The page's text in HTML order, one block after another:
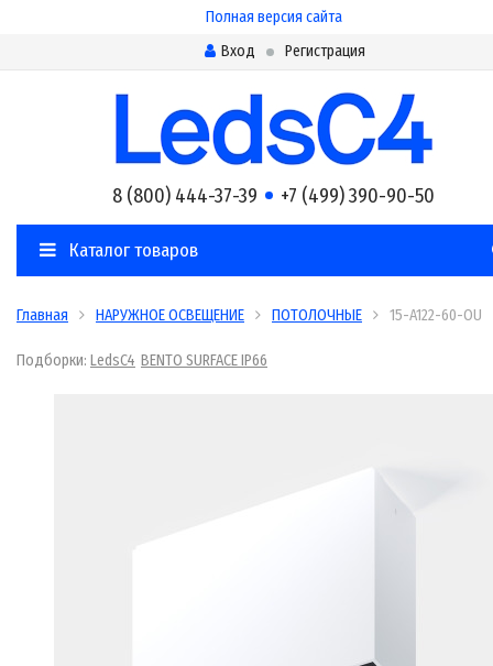
Полная версия сайта
Вход
Регистрация
8 (800) 444-37-39 +7 (499) 390-90-50
Каталог товаров
Главная НАРУЖНОЕ ОСВЕЩЕНИЕ ПОТОЛОЧНЫЕ 15-A122-60-OU
Подборки: LedsC4 BENTO SURFACE IP66